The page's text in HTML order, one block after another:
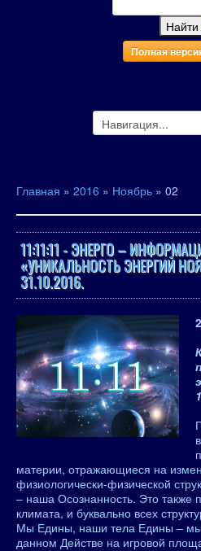
Полная
Главная » 2016 » Ноябрь » 02
11:11:11 - ЭНЕРГО –
«УНИКАЛЬНОСТЬ ЭНЕРГИЙ
31.10.2016.
материи, отражающиеся на
физиологически-физической
– наша Осознанность. Это также
климата, и буквально всех
Мы Едины, наши тела Едины –
данном Действе на игровой